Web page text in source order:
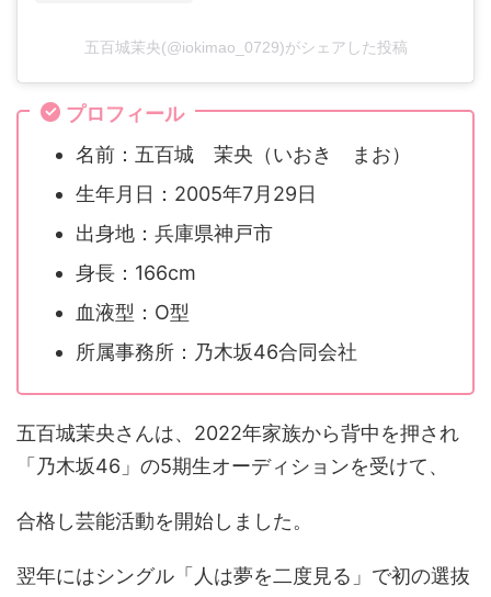
五百城茉央(@iokimao_0729)がシェアした投稿
プロフィール
名前：五百城 茉央（いおき まお）
生年月日：2005年7月29日
出身地：兵庫県神戸市
身長：166cm
血液型：O型
所属事務所：乃木坂46合同会社
五百城茉央さんは、2022年家族から背中を押され
「乃木坂46」の5期生オーディションを受けて、
合格し芸能活動を開始しました。
翌年にはシングル「人は夢を二度見る」で初の選抜